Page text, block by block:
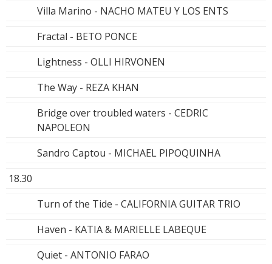
Villa Marino - NACHO MATEU Y LOS ENTS
Fractal - BETO PONCE
Lightness - OLLI HIRVONEN
The Way - REZA KHAN
Bridge over troubled waters - CEDRIC
NAPOLEON
Sandro Captou - MICHAEL PIPOQUINHA
18.30
Turn of the Tide - CALIFORNIA GUITAR TRIO
Haven - KATIA & MARIELLE LABEQUE
Quiet - ANTONIO FARAO